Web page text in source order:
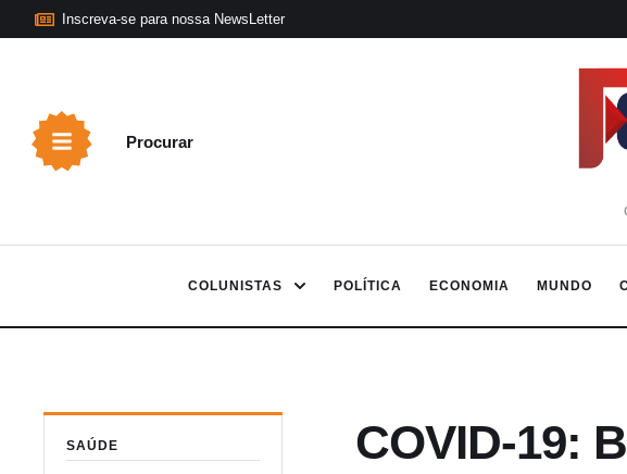
Inscreva-se para nossa NewsLetter
Procurar
COLUNISTAS POLÍTICA ECONOMIA MUNDO
SAÚDE
COVID-19: